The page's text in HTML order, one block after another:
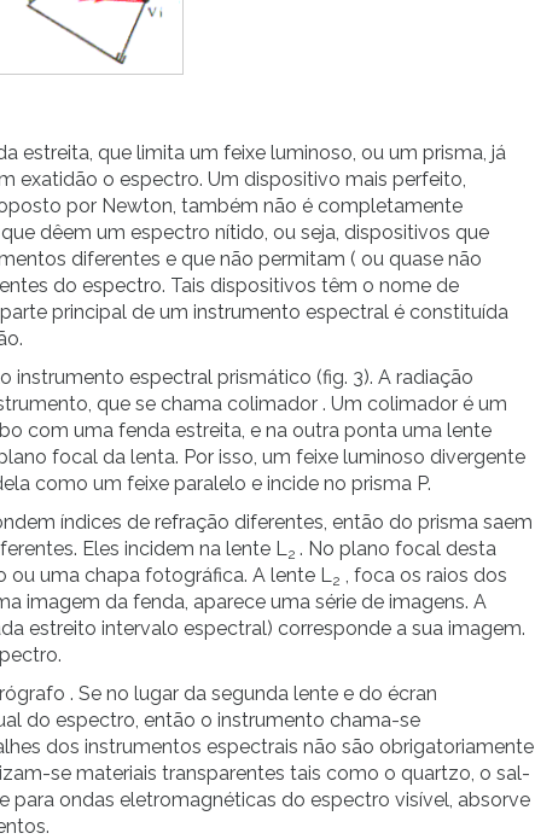
estreita, que limita um feixe luminoso, ou um prisma, já
exatidão o espectro. Um dispositivo mais perfeito,
por Newton, também não é completamente
dêem um espectro nítido, ou seja, dispositivos que
diferentes e que não permitam ( ou quase não
do espectro. Tais dispositivos têm o nome de
principal de um instrumento espectral é constituída
instrumento espectral prismático (fig. 3). A radiação
que se chama colimador . Um colimador é um
com uma fenda estreita, e na outra ponta uma lente
focal da lenta. Por isso, um feixe luminoso divergente
como um feixe paralelo e incide no prisma P.
índices de refração diferentes, então do prisma saem
Eles incidem na lente L2 . No plano focal desta
uma chapa fotográfica. A lente L2 , foca os raios dos
imagem da fenda, aparece uma série de imagens. A
estreito intervalo espectral) corresponde a sua imagem.
. Se no lugar da segunda lente e do écran
do espectro, então o instrumento chama-se
dos instrumentos espectrais não são obrigatoriamente
se materiais transparentes tais como o quartzo, o sal-
para ondas eletromagnéticas do espectro visível, absorve